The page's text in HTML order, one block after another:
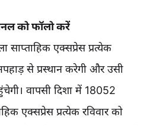
को फॉलो करें
साप्ताहिक एक्सप्रेस प्रत्येक
से प्रस्थान करेगी और उसी
वापसी दिशा में 18052
एक्सप्रेस प्रत्येक रविवार को